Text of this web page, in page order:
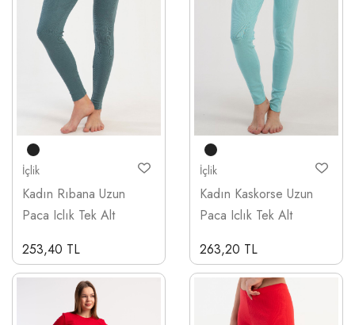
İçlik
Kadın Rıbana Uzun
Paca Iclık Tek Alt
253,40 TL
İçlik
Kadın Kaskorse Uzun
Paca Iclık Tek Alt
263,20 TL